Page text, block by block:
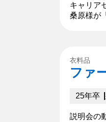
キャリア
桑原様が
衣料品
ファ
25年卒
説明会の